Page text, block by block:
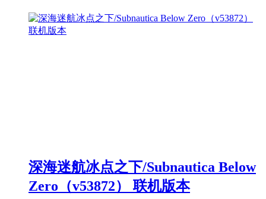
深海迷航冰点之下/Subnautica Below
Zero（v53872） 联机版本